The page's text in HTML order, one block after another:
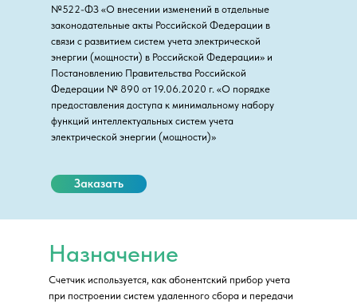
№522-ФЗ «О внесении изменений в отдельные
законодательные акты Российской Федерации в
связи с развитием систем учета электрической
энергии (мощности) в Российской Федерации» и
Постановлению Правительства Российской
Федерации № 890 от 19.06.2020 г. «О порядке
предоставления доступа к минимальному набору
функций интеллектуальных систем учета
электрической энергии (мощности)»
Заказать
Назначение
Счетчик используется, как абонентский прибор учета
при построении систем удаленного сбора и передачи